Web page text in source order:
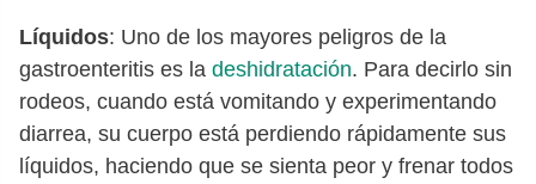
Líquidos: Uno de los mayores peligros de la
gastroenteritis es la deshidratación. Para decirlo sin
rodeos, cuando está vomitando y experimentando
diarrea, su cuerpo está perdiendo rápidamente sus
líquidos, haciendo que se sienta peor y frenar todos